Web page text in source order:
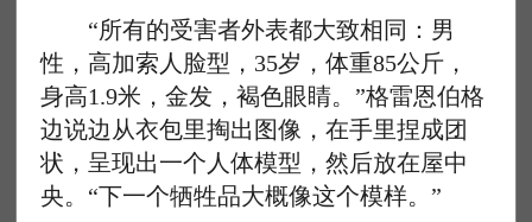
“所有的受害者外表都大致相同：男
性，高加索人脸型，35岁，体重85公斤，
身高1.9米，金发，褐色眼睛。”格雷恩伯格
边说边从衣包里掏出图像，在手里捏成团
状，呈现出一个人体模型，然后放在屋中
央。“下一个牺牲品大概像这个模样。”